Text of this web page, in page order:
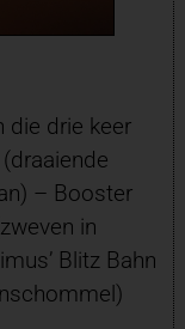
die drie keer
– Booster
in
Blitz Bahn